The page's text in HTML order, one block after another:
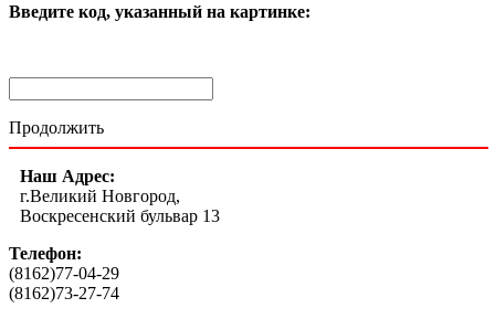
Введите код, указанный на картинке:
Продолжить
Наш Адрес:
г.Великий Новгород,
Воскресенский бульвар 13
Телефон:
(8162)77-04-29
(8162)73-27-74